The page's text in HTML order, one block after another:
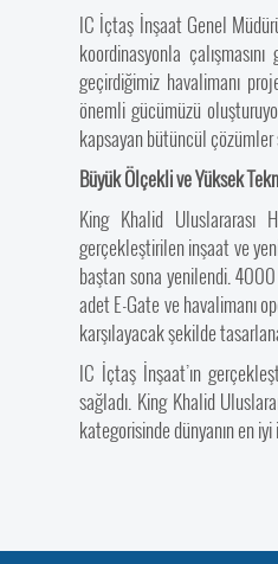
IC İçtaş İnşaat Genel
koordinasyonla
geçirdiğimiz havalimanı
önemli gücümüzü
kapsayan bütüncül çözümler
Büyük Ölçekli ve Yüksek
King Khalid Uluslararası
gerçekleştirilen inşaat ve
baştan sona yenilendi.
adet E-Gate ve havalimanı
karşılayacak şekilde
IC İçtaş İnşaat’ın
sağladı. King Khalid
kategorisinde dünyanın en iyi